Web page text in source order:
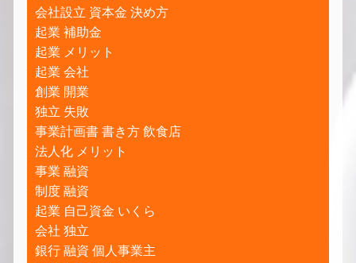
会社設立 資本金 決め方
起業 補助金
起業 メリット
起業 会社
創業 開業
独立 失敗
事業計画書 書き方 飲食店
法人化 メリット
事業 融資
制度 融資
起業 自己資金 いくら
会社 独立
銀行 融資 個人事業主